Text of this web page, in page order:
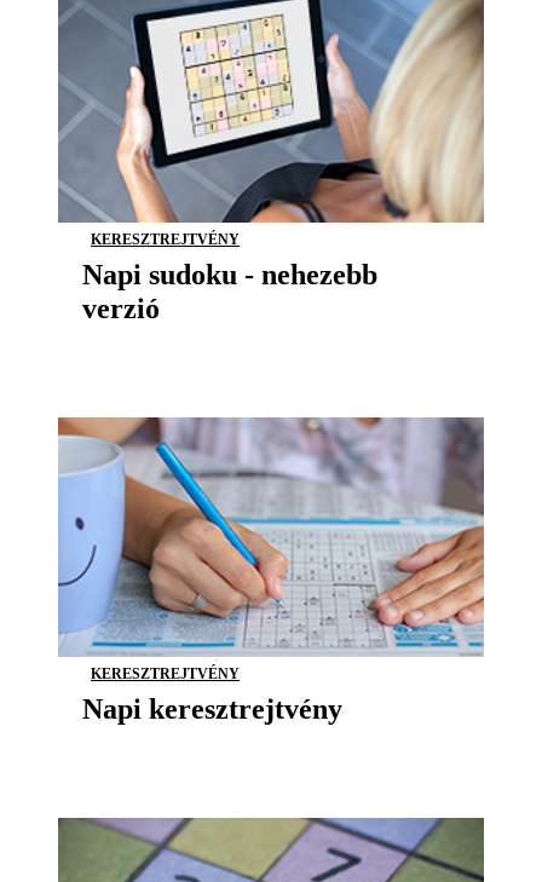
KERESZTREJTVÉNY
Napi sudoku - nehezebb
verzió
KERESZTREJTVÉNY
Napi keresztrejtvény